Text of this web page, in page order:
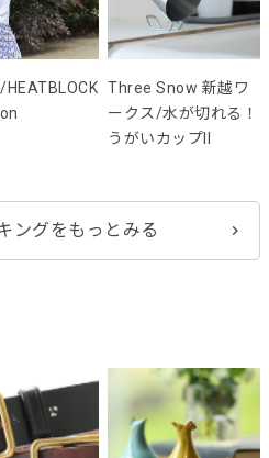
HEATBLOCK Three Snow 新越ワ
ークス/水が切れる！
うがいカップII
ングをもっとみる